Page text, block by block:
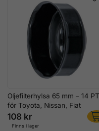
Oljefilterhylsa 65 mm – 14 PT
för Toyota, Nissan, Fiat
108 kr
Finns i lager